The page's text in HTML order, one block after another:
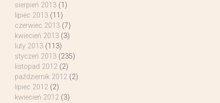
sierpień 2013 (1)
lipiec 2013 (11)
czerwiec 2013 (7)
kwiecień 2013 (3)
luty 2013 (113)
styczeń 2013 (235)
listopad 2012 (2)
październik 2012 (2)
lipiec 2012 (2)
kwiecień 2012 (3)